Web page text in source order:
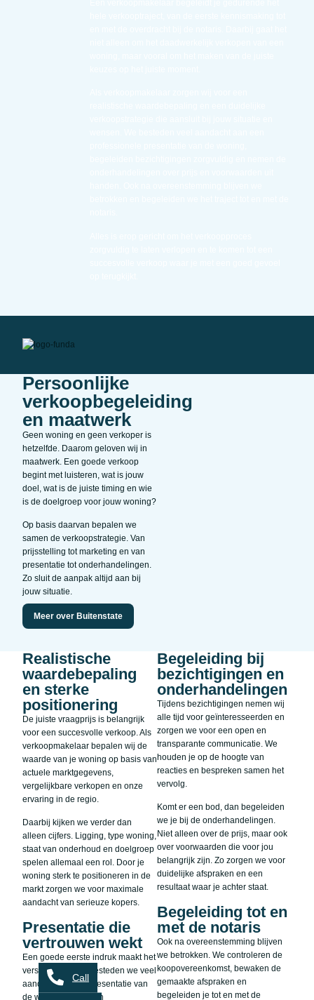
Persoonlijke
verkoopbegeleiding
en maatwerk
Geen woning en geen verkoper is
hetzelfde. Daarom geloven wij in
maatwerk. Een goede verkoop
begint met luisteren, wat is jouw
doel, wat is de juiste timing en wie
is de doelgroep voor jouw woning?
Op basis daarvan bepalen we
samen de verkoopstrategie. Van
prijsstelling tot marketing en van
presentatie tot onderhandelingen.
Zo sluit de aanpak altijd aan bij
jouw situatie.
Meer over Buitenstate
Begeleiding bij
bezichtigingen en
onderhandelingen
Tijdens bezichtigingen nemen wij
alle tijd voor geïnteresseerden en
zorgen we voor een open en
transparante communicatie. We
houden je op de hoogte van
reacties en bespreken samen het
vervolg.
Komt er een bod, dan begeleiden
we je bij de onderhandelingen.
Niet alleen over de prijs, maar ook
over voorwaarden die voor jou
belangrijk zijn. Zo zorgen we voor
duidelijke afspraken en een
resultaat waar je achter staat.
Begeleiding tot en
met de notaris
Ook na overeenstemming blijven
we betrokken. We controleren de
koopovereenkomst, bewaken de
gemaakte afspraken en
begeleiden je tot en met de
Realistische
waardebepaling
en sterke
positionering
De juiste vraagprijs is belangrijk
voor een succesvolle verkoop. Als
verkoopmakelaar bepalen wij de
waarde van je woning op basis van
actuele marktgegevens,
vergelijkbare verkopen en onze
ervaring in de regio.
Daarbij kijken we verder dan
alleen cijfers. Ligging, type woning,
staat van onderhoud en doelgroep
spelen allemaal een rol. Door je
woning sterk te positioneren in de
markt zorgen we voor maximale
aandacht van serieuze kopers.
Presentatie die
vertrouwen wekt
Een goede eerste indruk maakt het
verschil. Daarom besteden we veel
aandacht aan de presentatie van
de woning. Denk aan
Call